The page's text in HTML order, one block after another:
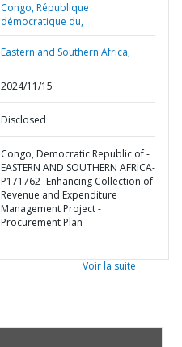
Congo,République
démocratique du,
Eastern and Southern Africa,
2024/11/15
Disclosed
Congo, Democratic Republic of -
EASTERN AND SOUTHERN AFRICA-
P171762- Enhancing Collection of
Revenue and Expenditure
Management Project -
Procurement Plan
Voir la suite